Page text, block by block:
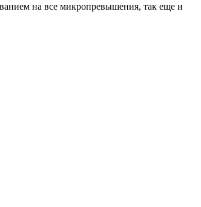
на все микропревышения, так еще и